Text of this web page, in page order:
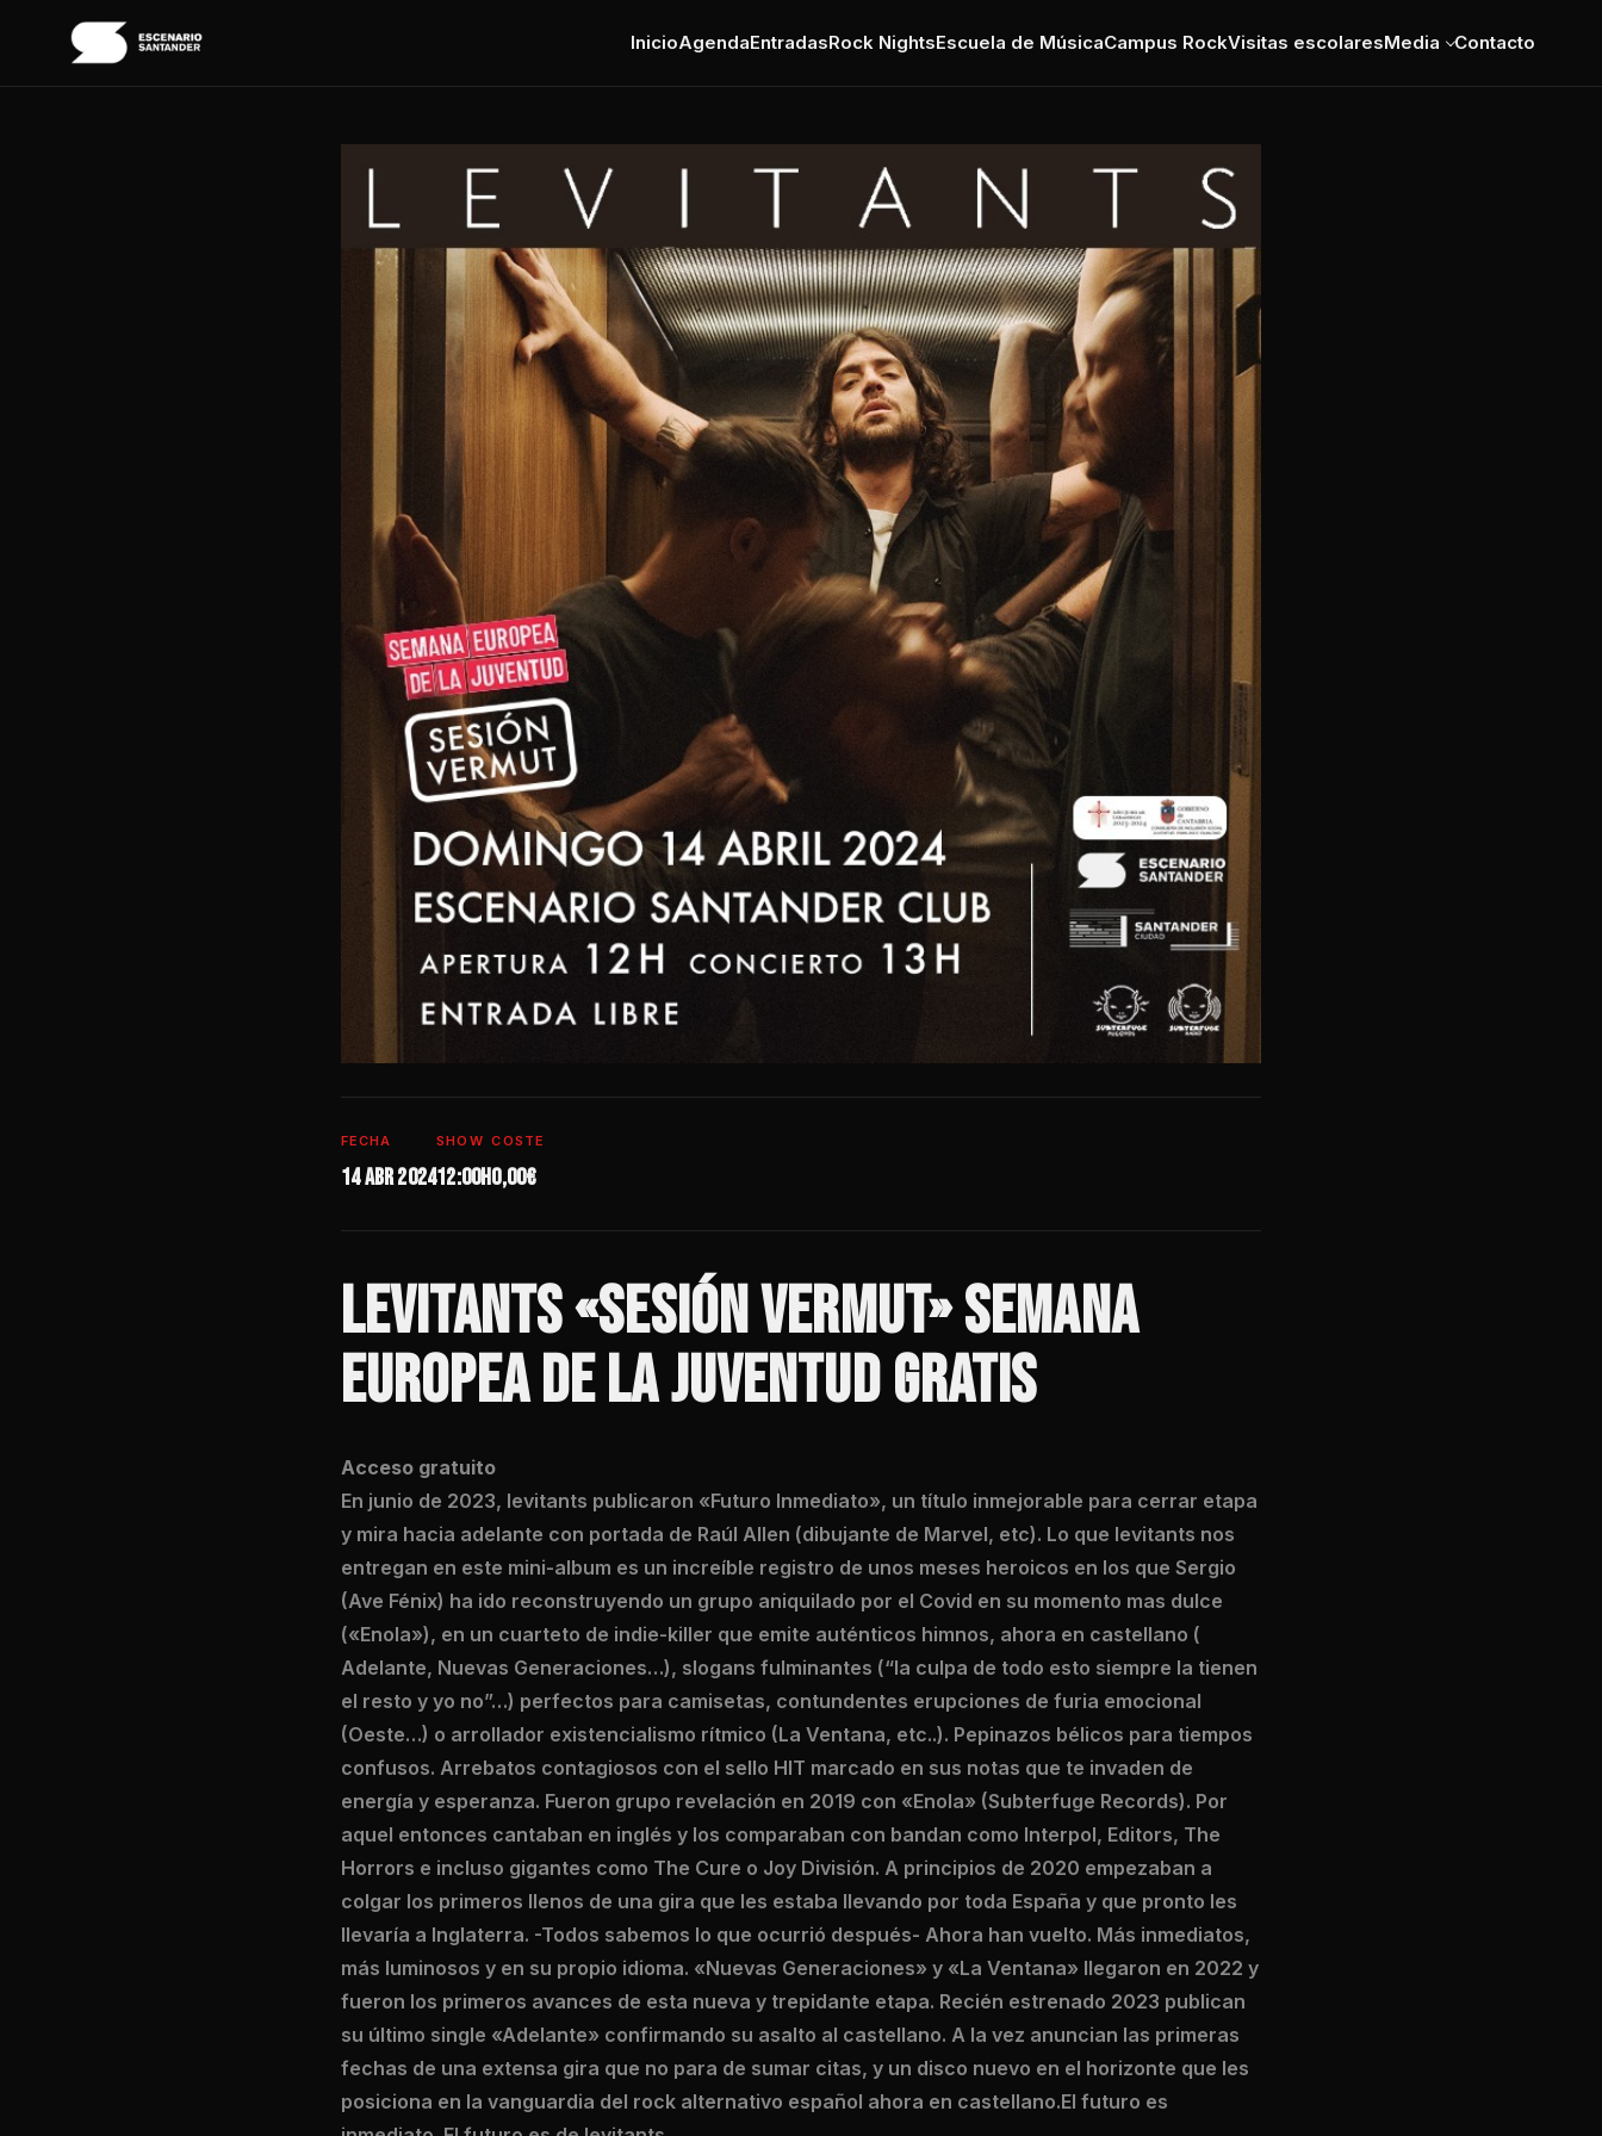
InicioAgendaEntradasRock NightsEscuela de MúsicaCampus RockVisitas escolaresMedia Contacto
FECHA
14 abr 2024
SHOW
12:00h
COSTE
0,00€
LEVITANTS «SESIÓN VERMUT» SEMANA
EUROPEA DE LA JUVENTUD GRATIS
Acceso gratuito
En junio de 2023, levitants publicaron «Futuro Inmediato», un título inmejorable para cerrar etapa
y mira hacia adelante con portada de Raúl Allen (dibujante de Marvel, etc). Lo que levitants nos
entregan en este mini-album es un increíble registro de unos meses heroicos en los que Sergio
(Ave Fénix) ha ido reconstruyendo un grupo aniquilado por el Covid en su momento mas dulce
(«Enola»), en un cuarteto de indie-killer que emite auténticos himnos, ahora en castellano (
Adelante, Nuevas Generaciones…), slogans fulminantes (“la culpa de todo esto siempre la tienen
el resto y yo no”…) perfectos para camisetas, contundentes erupciones de furia emocional
(Oeste…) o arrollador existencialismo rítmico (La Ventana, etc..). Pepinazos bélicos para tiempos
confusos. Arrebatos contagiosos con el sello HIT marcado en sus notas que te invaden de
energía y esperanza. Fueron grupo revelación en 2019 con «Enola» (Subterfuge Records). Por
aquel entonces cantaban en inglés y los comparaban con bandan como Interpol, Editors, The
Horrors e incluso gigantes como The Cure o Joy División. A principios de 2020 empezaban a
colgar los primeros llenos de una gira que les estaba llevando por toda España y que pronto les
llevaría a Inglaterra. -Todos sabemos lo que ocurrió después- Ahora han vuelto. Más inmediatos,
más luminosos y en su propio idioma. «Nuevas Generaciones» y «La Ventana» llegaron en 2022 y
fueron los primeros avances de esta nueva y trepidante etapa. Recién estrenado 2023 publican
su último single «Adelante» confirmando su asalto al castellano. A la vez anuncian las primeras
fechas de una extensa gira que no para de sumar citas, y un disco nuevo en el horizonte que les
posiciona en la vanguardia del rock alternativo español ahora en castellano.El futuro es